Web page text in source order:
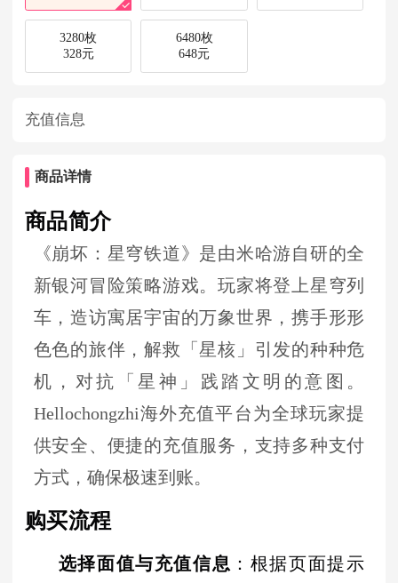
3280枚
328元
6480枚
648元
充值信息
商品详情
商品简介
《崩坏：星穹铁道》是由米哈游自研的全
新银河冒险策略游戏。玩家将登上星穹列
车，造访寓居宇宙的万象世界，携手形形
色色的旅伴，解救「星核」引发的种种危
机，对抗「星神」践踏文明的意图。
Hellochongzhi海外充值平台为全球玩家提
供安全、便捷的充值服务，支持多种支付
方式，确保极速到账。
购买流程
选择面值与充值信息 ：根据页面提示